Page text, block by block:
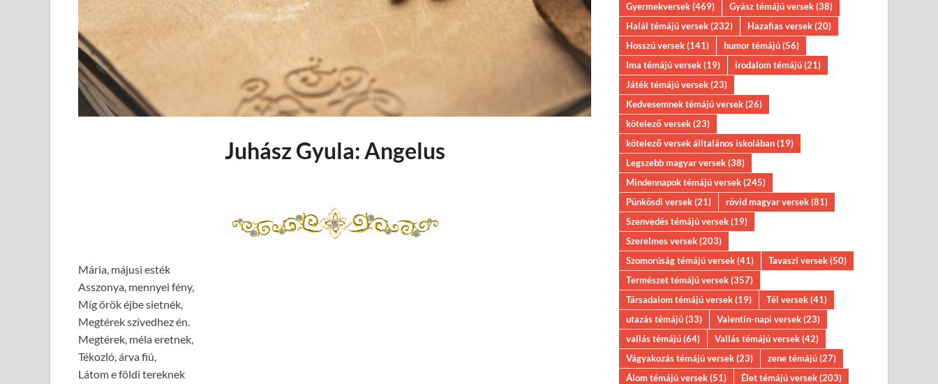
Juhász Gyula: Angelus
Mária, májusi esték
Asszonya, mennyei fény,
Míg örök éjbe sietnék,
Megtérek szívedhez én.
Megtérek, méla eretnek,
Tékozló, árva fiú,
Látom e földi tereknek
Gyermekversek(469) Gyász témájú versek(38)
Halál témájú versek(232) Hazafias versek(20)
Hosszú versek(141) humor témájú(56)
Ima témájú versek(19) irodalom témájú(21)
Játék témájú versek(23)
Kedvesemnek témájú versek(26)
kötelező versek(23)
kötelező versek álltalános iskolában(19)
Legszebb magyar versek(38)
Mindennapok témájú versek(245)
Pünkösdi versek(21) rövid magyar versek(81)
Szenvedés témájú versek(19)
Szerelmes versek(203)
Szomorúság témájú versek(41) Tavaszi versek(50)
Természet témájú versek(357)
Társadalom témájú versek(19) Tél versek(41)
utazás témájú(33) Valentin-napi versek(23)
vallás témájú(64) Vallás témájú versek(42)
Vágyakozás témájú versek(23) zene témájú(27)
Álom témájú versek(51) Élet témájú versek(203)